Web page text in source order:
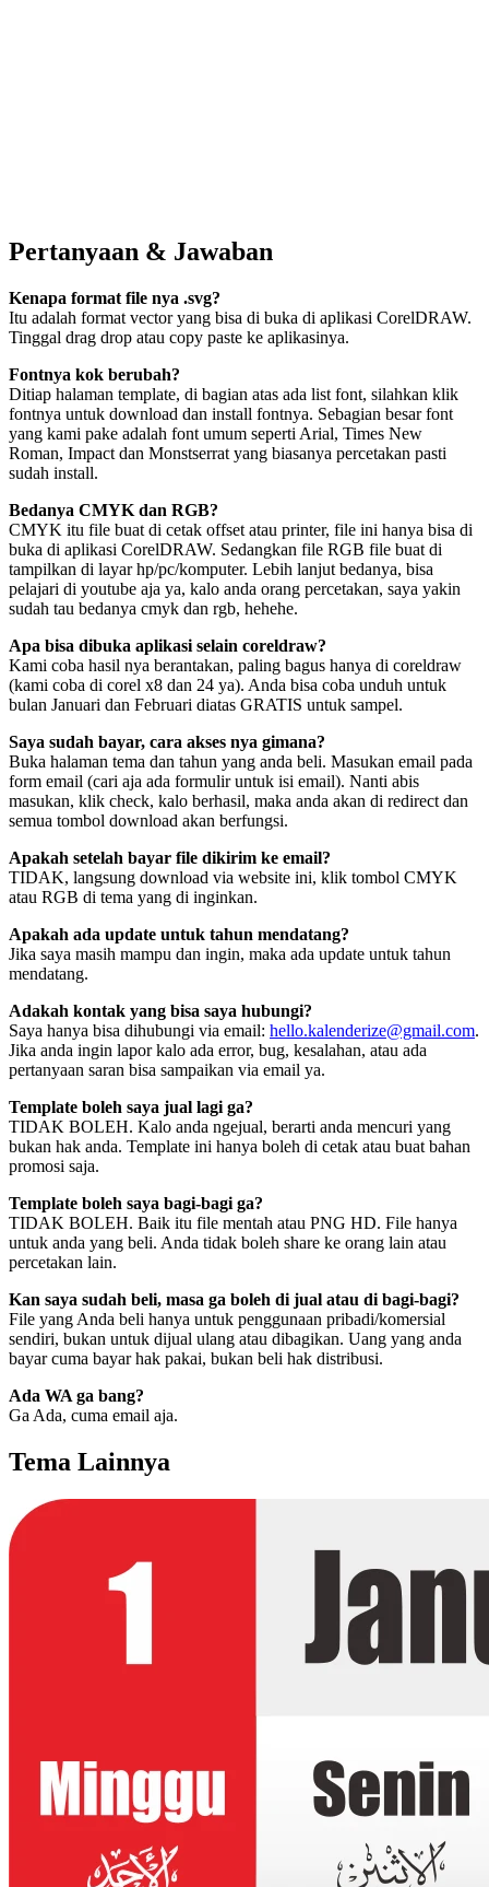
Pertanyaan & Jawaban
Kenapa format file nya .svg?
Itu adalah format vector yang bisa di buka di aplikasi CorelDRAW.
Tinggal drag drop atau copy paste ke aplikasinya.
Fontnya kok berubah?
Ditiap halaman template, di bagian atas ada list font, silahkan klik
fontnya untuk download dan install fontnya. Sebagian besar font
yang kami pake adalah font umum seperti Arial, Times New
Roman, Impact dan Monstserrat yang biasanya percetakan pasti
sudah install.
Bedanya CMYK dan RGB?
CMYK itu file buat di cetak offset atau printer, file ini hanya bisa di
buka di aplikasi CorelDRAW. Sedangkan file RGB file buat di
tampilkan di layar hp/pc/komputer. Lebih lanjut bedanya, bisa
pelajari di youtube aja ya, kalo anda orang percetakan, saya yakin
sudah tau bedanya cmyk dan rgb, hehehe.
Apa bisa dibuka aplikasi selain coreldraw?
Kami coba hasil nya berantakan, paling bagus hanya di coreldraw
(kami coba di corel x8 dan 24 ya). Anda bisa coba unduh untuk
bulan Januari dan Februari diatas GRATIS untuk sampel.
Saya sudah bayar, cara akses nya gimana?
Buka halaman tema dan tahun yang anda beli. Masukan email pada
form email (cari aja ada formulir untuk isi email). Nanti abis
masukan, klik check, kalo berhasil, maka anda akan di redirect dan
semua tombol download akan berfungsi.
Apakah setelah bayar file dikirim ke email?
TIDAK, langsung download via website ini, klik tombol CMYK
atau RGB di tema yang di inginkan.
Apakah ada update untuk tahun mendatang?
Jika saya masih mampu dan ingin, maka ada update untuk tahun
mendatang.
Adakah kontak yang bisa saya hubungi?
Saya hanya bisa dihubungi via email: hello.kalenderize@gmail.com.
Jika anda ingin lapor kalo ada error, bug, kesalahan, atau ada
pertanyaan saran bisa sampaikan via email ya.
Template boleh saya jual lagi ga?
TIDAK BOLEH. Kalo anda ngejual, berarti anda mencuri yang
bukan hak anda. Template ini hanya boleh di cetak atau buat bahan
promosi saja.
Template boleh saya bagi-bagi ga?
TIDAK BOLEH. Baik itu file mentah atau PNG HD. File hanya
untuk anda yang beli. Anda tidak boleh share ke orang lain atau
percetakan lain.
Kan saya sudah beli, masa ga boleh di jual atau di bagi-bagi?
File yang Anda beli hanya untuk penggunaan pribadi/komersial
sendiri, bukan untuk dijual ulang atau dibagikan. Uang yang anda
bayar cuma bayar hak pakai, bukan beli hak distribusi.
Ada WA ga bang?
Ga Ada, cuma email aja.
Tema Lainnya